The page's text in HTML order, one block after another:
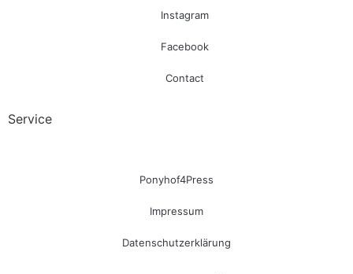
Instagram
Facebook
Contact
Service
Ponyhof4Press
Impressum
Datenschutzerklärung